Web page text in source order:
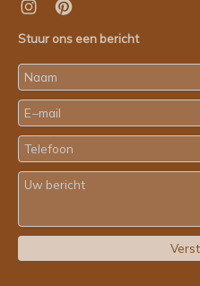
Stuur ons een bericht